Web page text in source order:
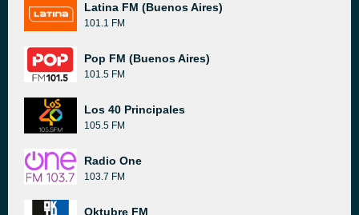
Latina FM (Buenos Aires)
101.1 FM
Pop FM (Buenos Aires)
101.5 FM
Los 40 Principales
105.5 FM
Radio One
103.7 FM
Oktubre FM